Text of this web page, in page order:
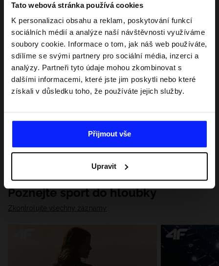
Tato webová stránka používá cookies
K personalizaci obsahu a reklam, poskytování funkcí
sociálních médií a analýze naší návštěvnosti využíváme
soubory cookie. Informace o tom, jak náš web používáte,
sdílíme se svými partnery pro sociální média, inzerci a
analýzy. Partneři tyto údaje mohou zkombinovat s
dalšími informacemi, které jste jim poskytli nebo které
získali v důsledku toho, že používáte jejich služby.
Přijmout vše
Upravit
Poznejte sport do hloubky
Zkontrolujte všechny záznamy